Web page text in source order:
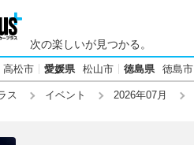
次の楽しいが見つかる。
高松市 愛媛県 松山市 徳島県 徳島市
ス イベント 2026年07月